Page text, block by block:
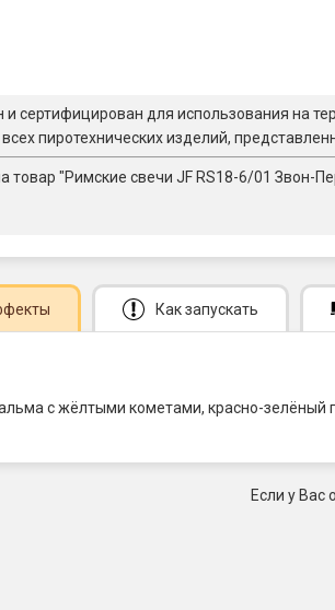
и сертифицирован для использования на
всех пиротехнических изделий,
товар "Римские свечи JF RS18-6/01 Звон-
Как запускать
с жёлтыми кометами, красно-
Если у Вас